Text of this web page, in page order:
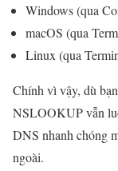
Windows (qua
macOS (qua
Linux (qua
Chính vì vậy, dù
NSLOOKUP vẫn
DNS nhanh chóng
ngoài.